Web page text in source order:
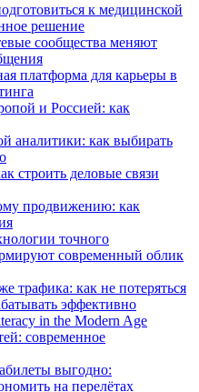
к медицинской
решение
сообщества меняют
платформа для карьеры в
и Россией: как
аналитики: как выбирать
строить деловые связи
продвижению: как
точного
современный облик
трафика: как не потеряться
эффективно
in the Modern Age
современное
выгодно:
на перелётах